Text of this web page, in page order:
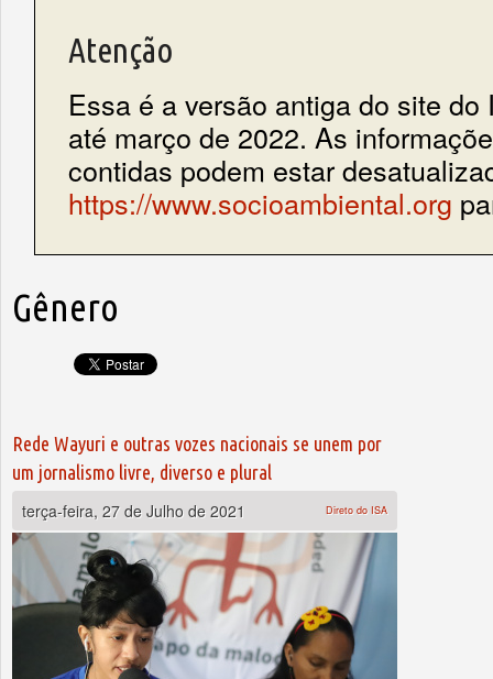
Atenção
Essa é a versão antiga do site do
até março de 2022. As
contidas podem estar
https://www.socioambiental.org
Gênero
Rede Wayuri e outras vozes nacionais se unem por
um jornalismo livre, diverso e plural
terça-feira, 27 de Julho de 2021
Direto do ISA